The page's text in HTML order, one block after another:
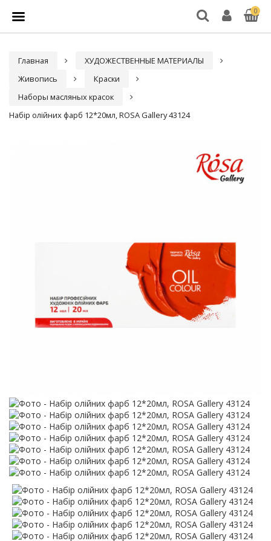
0
Главная
ХУДОЖЕСТВЕННЫЕ МАТЕРИАЛЫ
Живопись
Краски
Наборы масляных красок
Набір олійних фарб 12*20мл, ROSA Gallery 43124